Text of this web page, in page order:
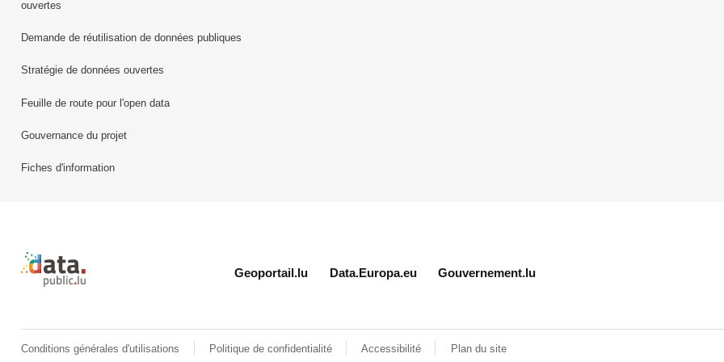
ouvertes
Demande de réutilisation de données publiques
Stratégie de données ouvertes
Feuille de route pour l'open data
Gouvernance du projet
Fiches d'information
Retour à l'accueil de data.public.lu
Geoportail.lu Data.Europa.eu Gouvernement.lu
Conditions générales d'utilisations Politique de confidentialité Accessibilité Plan du site